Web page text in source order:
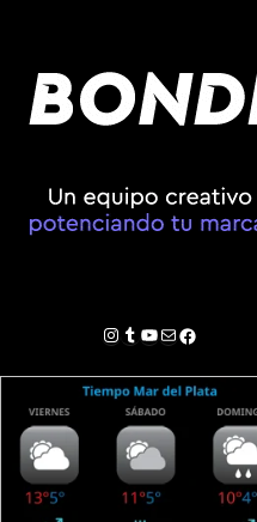
Instagram
Tumblr
YouTube
Correo electrónico
Facebook